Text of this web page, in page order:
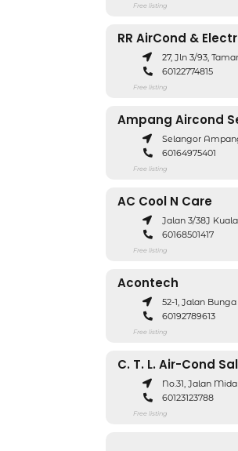
Free listing
RR AirCond &
27, Jln 3/93,
60122774815
Free listing
Ampang Aircond
Selangor
60164975401
Free listing
AC Cool N Care
Jalan 3/38J
60168501417
Free listing
Acontech
52-1, Jalan
60192789613
Free listing
C. T. L. Air-Cond
No.31, Jalan
60123123788
Free listing